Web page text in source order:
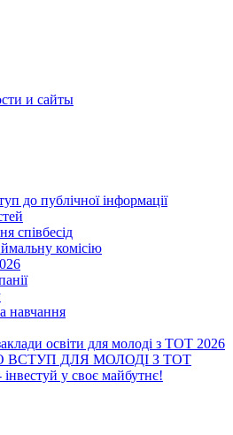
до публічної інформації
співбесід
комісію
навчання
освіти для молоді з ТОТ 2026
ВСТУП ДЛЯ МОЛОДІ З ТОТ
інвестуй у своє майбутнє!